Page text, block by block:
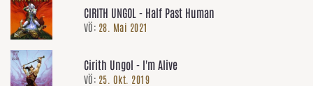
CIRITH UNGOL - Half Past Human
VÖ: 28. Mai 2021
Cirith Ungol - I'm Alive
VÖ: 25. Okt. 2019